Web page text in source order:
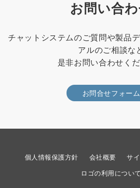
お問い合
チャットシステムのご質問や製品
アルのご相談な
是非お問い合わせくだ
お問合せフォーム
個人情報保護方針 会社概要 サ
ロゴの利用について